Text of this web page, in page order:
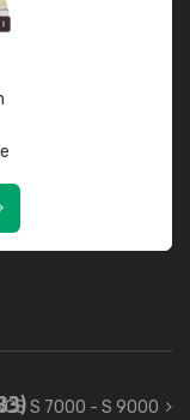
S 7000 - S 9000